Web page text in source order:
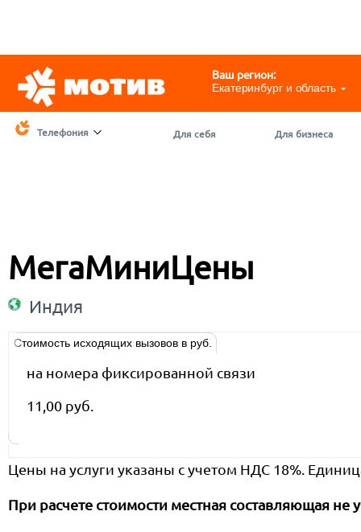
Ваш регион:
Екатеринбург и область
Телефония Для себя Для бизнеса
МегаМиниЦены
Индия
Стоимость исходящих вызовов в руб.
на номера фиксированной связи
11,00 руб.
Цены на услуги указаны с учетом НДС 18%.
При расчете стоимости местная составляющая не